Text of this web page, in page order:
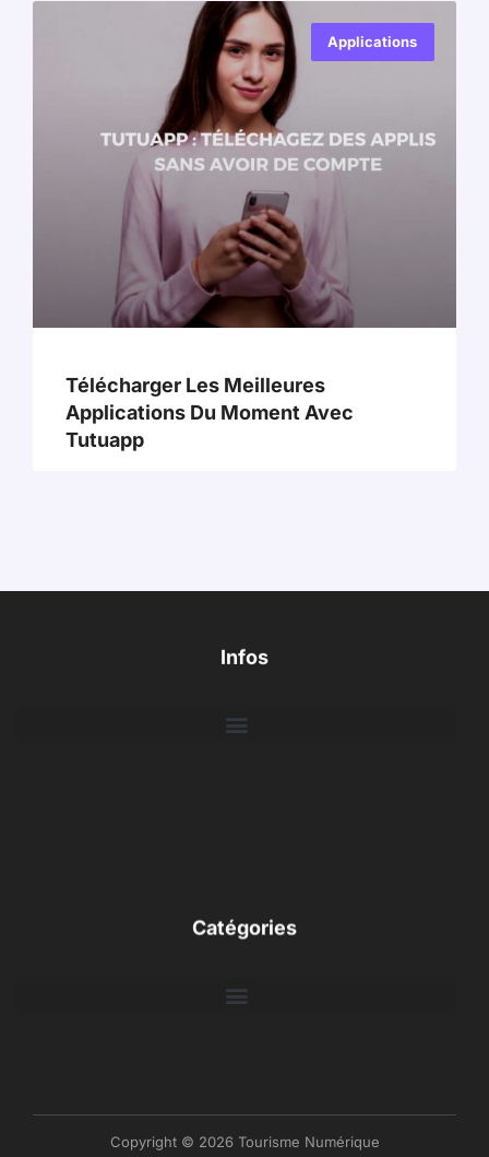
Applications
Télécharger Les Meilleures
Applications Du Moment Avec
Tutuapp
Infos
Catégories
Copyright © 2026 Tourisme Numérique